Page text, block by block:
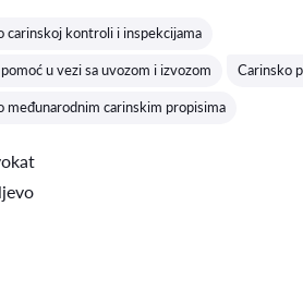
carinskoj kontroli i inspekcijama
u vezi sa uvozom i izvozom Carinsko
međunarodnim carinskim propisima